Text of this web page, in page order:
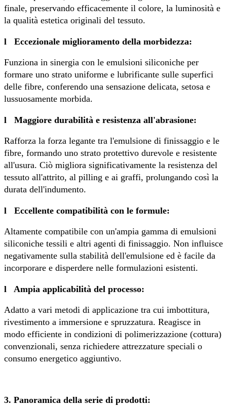
finale, preservando efficacemente il colore, la luminosità e
la qualità estetica originali del tessuto.
l Eccezionale miglioramento della morbidezza:
Funziona in sinergia con le emulsioni siliconiche per
formare uno strato uniforme e lubrificante sulle superfici
delle fibre, conferendo una sensazione delicata, setosa e
lussuosamente morbida.
l Maggiore durabilità e resistenza all'abrasione:
Rafforza la forza legante tra l'emulsione di finissaggio e le
fibre, formando uno strato protettivo durevole e resistente
all'usura. Ciò migliora significativamente la resistenza del
tessuto all'attrito, al pilling e ai graffi, prolungando così la
durata dell'indumento.
l Eccellente compatibilità con le formule:
Altamente compatibile con un'ampia gamma di emulsioni
siliconiche tessili e altri agenti di finissaggio. Non influisce
negativamente sulla stabilità dell'emulsione ed è facile da
incorporare e disperdere nelle formulazioni esistenti.
l Ampia applicabilità del processo:
Adatto a vari metodi di applicazione tra cui imbottitura,
rivestimento a immersione e spruzzatura. Reagisce in
modo efficiente in condizioni di polimerizzazione (cottura)
convenzionali, senza richiedere attrezzature speciali o
consumo energetico aggiuntivo.
3. Panoramica della serie di prodotti: